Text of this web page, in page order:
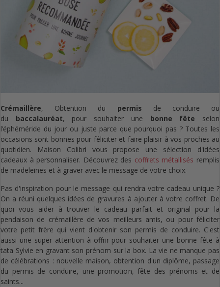
Crémaillère, Obtention du permis de conduire ou
du baccalauréat, pour souhaiter une bonne fête selon
l’éphéméride du jour ou juste parce que pourquoi pas ? Toutes les
occasions sont bonnes pour féliciter et faire plaisir à vos proches au
quotidien. Maison Colibri vous propose une sélection d'idées
cadeaux à personnaliser. Découvrez des coffrets métallisés remplis
de madeleines et à graver avec le message de votre choix.
Pas d'inspiration pour le message qui rendra votre cadeau unique ?
On a réuni quelques idées de gravures à ajouter à votre coffret. De
quoi vous aider à trouver le cadeau parfait et original pour la
pendaison de crémaillère de vos meilleurs amis, ou pour féliciter
votre petit frère qui vient d'obtenir son permis de conduire. C'est
aussi une super attention à offrir pour souhaiter une bonne fête à
tata Sylvie en gravant son prénom sur la box. La vie ne manque pas
de célébrations : nouvelle maison, obtention d'un diplôme, passage
du permis de conduire, une promotion, fête des prénoms et de
saints...